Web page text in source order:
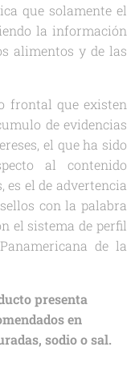
que solamente el
la información
alimentos y de las
frontal que existen
de evidencias
el que ha sido
al contenido
el de advertencia
con la palabra
el sistema de perfil
de la
presenta
en
sodio o sal.